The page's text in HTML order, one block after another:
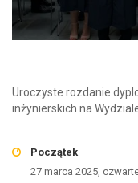
Uroczyste rozdanie
inżynierskich na
Początek
27 marca 2025,